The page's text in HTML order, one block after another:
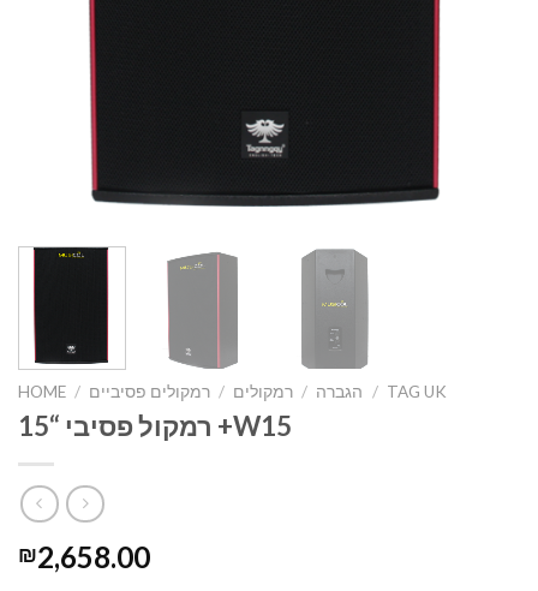
HOME / הגברה / רמקולים / רמקולים פסיביים / TAG UK
רמקול פסיבי “15 +W15
₪2,658.00